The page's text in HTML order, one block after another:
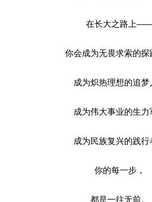
在长大之路上
你会成为无畏求索的探
成为炽热理想的追梦
成为伟大事业的生力
成为民族复兴的践行
你的每一步，
都是一往无前。